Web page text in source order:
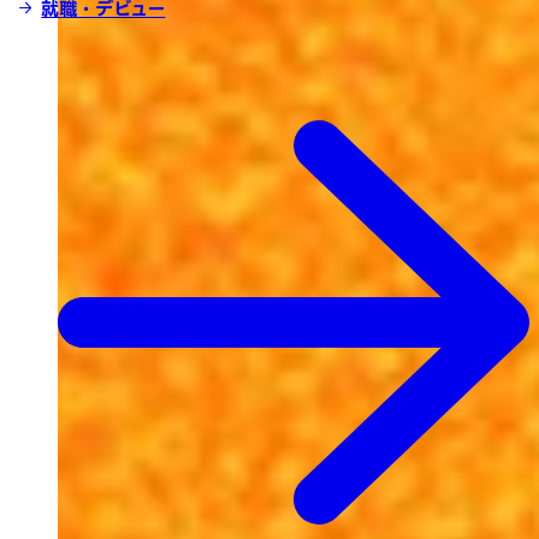
就職・デビュー